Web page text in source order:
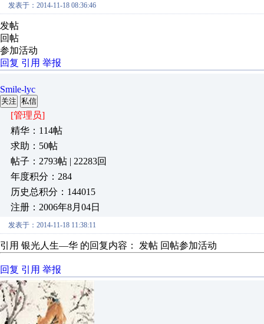
发表于：2014-11-18 08:36:46
发帖
回帖
参加活动
回复 引用 举报
Smile-lyc
关注 私信
[管理员]
精华：114帖
求助：50帖
帖子：2793帖 | 22283回
年度积分：284
历史总积分：144015
注册：2006年8月04日
发表于：2014-11-18 11:38:11
引用 银光人生—华 的回复内容： 发帖 回帖参加活动
回复 引用 举报